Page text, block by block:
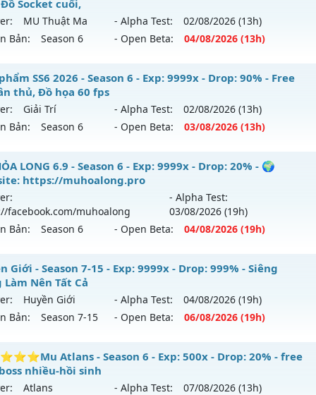
mới ra tháng 08 2026 - Mở máy chủX100 Dynamic
100x - Drop: 30%
loại: Mu Nguyên bản Webzen
Yes
Socket cuối,
MU Thuật Ma - Alpha Test: 02/08/2026 (13h)
Bản:
Season 6 - Open Beta: 04/08/2026 (13h)
Thuật Ma - Săn Boss nhận Xu & Đồ Socket cuối,
mới ra tháng 08 2026 - Mở máy chủMU Thuật Ma
200x - Drop: 30%
loại: Mu Nguyên bản Webzen
VietGuard
SS6 2026 - Season 6 - Exp: 9999x - Drop: 90% - Free
thủ, Đồ họa 60 fps
Giải Trí - Alpha Test: 02/08/2026 (13h)
Bản:
Season 6 - Open Beta: 03/08/2026 (13h)
phẩm SS6 2026 - Free set tân thủ, Đồ họa 60 fps
mới ra tháng 08 2026 - Mở máy chủ
Giải Trí
9999x - Drop: 90%
loại: Mu Bán Đồ Full Trong Shop
Anti Phoenix
LONG 6.9 - Season 6 - Exp: 9999x - Drop: 20% - 🌍
https://muhoalong.pro
facebook.com/muhoalong
- Alpha Test:
03/08/2026 (19h)
Bản:
Season 6 - Open Beta: 04/08/2026 (19h)
LONG 6.9 - 🌍 Website: https://muhoalong.pro
ra tháng 08 2026 - Mở máy chủ https://facebook.com/
04/08/2626
Non Reset
Mu Nguyên bản Webzen
Giới - Season 7-15 - Exp: 9999x - Drop: 999% - Siêng
Làm Nên Tất Cả
Huyền Giới - Alpha Test: 04/08/2026 (19h)
Bản:
Season 7-15 - Open Beta: 06/08/2026 (19h)
Giới - Siêng Năng Làm Nên Tất Cả
mới ra tháng 08 2026 - Mở máy chủHuyền Giới vào 19h
Atlans - Season 6 - Exp: 500x - Drop: 20% - free
nhiều-hồi sinh
Atlans - Alpha Test: 07/08/2026 (13h)